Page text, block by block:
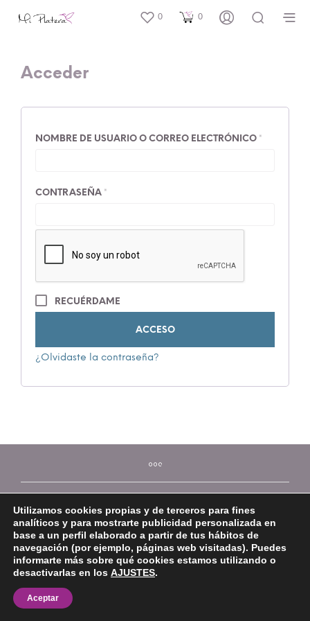
0 0
Acceder
NOMBRE DE USUARIO O CORREO ELECTRÓNICO *
CONTRASEÑA *
RECUÉRDAME
ACCESO
¿Olvidaste la contraseña?
©2026 Mi Platera
Utilizamos cookies propias y de terceros para fines
analíticos y para mostrarte publicidad personalizada en
base a un perfil elaborado a partir de tus hábitos de
navegación (por ejemplo, páginas web visitadas). Puedes
informarte más sobre qué cookies estamos utilizando o
desactivarlas en los AJUSTES.
Aceptar